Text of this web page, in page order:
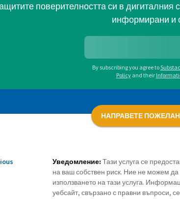
поверителността си в дигиталния
информирани и
By subscribing you agree to
Policy and their
НАПРАВЕТЕ
Уведомление: Тази услуга се
на ваш собствен риск. Ние не можем да
използването на тази услуга.
уебсайт, свързано с правни въпроси,